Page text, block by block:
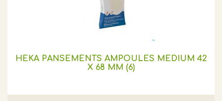
HEKA PANSEMENTS AMPOULES MEDIUM 42
X 68 MM (6)